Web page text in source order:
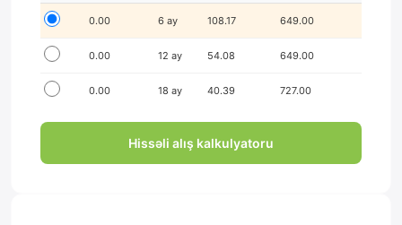
0.00 6 ay 108.17 649.00
0.00 12 ay 54.08 649.00
0.00 18 ay 40.39 727.00
Hissəli alış kalkulyatoru